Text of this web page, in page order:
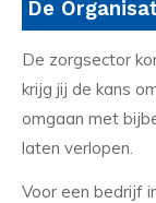
De
De zorgsector
krijg jij de kans
omgaan met
laten verlopen.
Voor een bedrijf